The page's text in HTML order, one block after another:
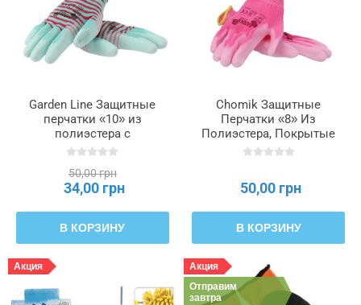
Garden Line Защитные
перчатки «10» из
полиэстера с
полиуретановым
50,00 грн
34,00 грн
В КОРЗИНУ
Chomik Защитные
Перчатки «8» Из
Полиэстера, Покрытые
Полиуретаном, упаковка
50,00 грн
В КОРЗИНУ
Акция
Акция
Отправим
завтра